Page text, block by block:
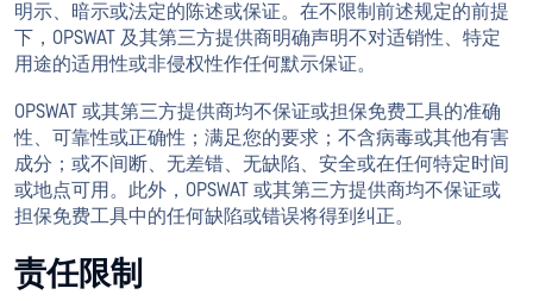
明示、暗示或法定的陈述或保证。在不限制前述规定的前提
下，OPSWAT 及其第三方提供商明确声明不对适销性、特定
用途的适用性或非侵权性作任何默示保证。
OPSWAT 或其第三方提供商均不保证或担保免费工具的准确
性、可靠性或正确性；满足您的要求；不含病毒或其他有害
成分；或不间断、无差错、无缺陷、安全或在任何特定时间
或地点可用。此外，OPSWAT 或其第三方提供商均不保证或
担保免费工具中的任何缺陷或错误将得到纠正。
责任限制